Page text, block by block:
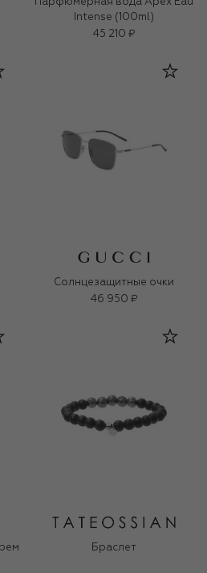
Парфюмерная вода Apex Eau
Intense (100ml)
45 210 ₽
Солнцезащитные очки
46 950 ₽
Браслет